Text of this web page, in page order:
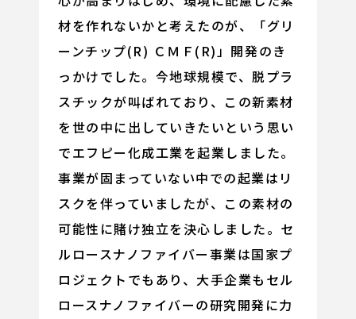
材を作れないかと考えたのが、「グリ
ーンチップ(R) ＣＭＦ(R)」開発のき
っかけでした。今地球規模で、脱プラ
スチックが叫ばれており、この新素材
を世の中に出していきたいという思い
でエフピー化成工業を起業しました。
事業が固まっていない中での起業はリ
スクを伴っていましたが、この素材の
可能性に賭け独立を決心しました。セ
ルロースナノファイバー事業は国家プ
ロジェクトでもあり、大手企業もセル
ロースナノファイバーの研究開発に力